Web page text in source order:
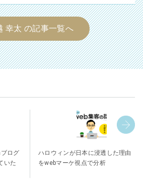
幸太 の記事一覧へ
ログ
いた
ハロウィンが日本に浸透した理由
をwebマーケ視点で分析